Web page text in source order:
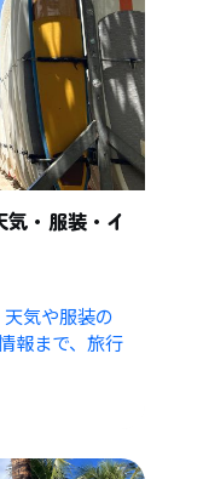
気・服装・イ
気や服装の
報まで、旅行